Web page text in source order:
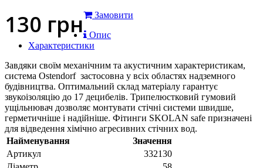
130 грн
Замовити
Опис
Характеристики
Завдяки своїм механічним та акустичним характеристикам,
система Ostendorf застосовна у всіх областях надземного
будівництва. Оптимальний склад матеріалу гарантує
звукоізоляцію до 17 децибелів. Трипелюстковий гумовий
ущільнювач дозволяє монтувати стічні системи швидше,
герметичніше і надійніше. Фітинги SKOLAN safe призначені
для відведення хімічно агресивних стічних вод.
Найменування
Значення
Артикул
332130